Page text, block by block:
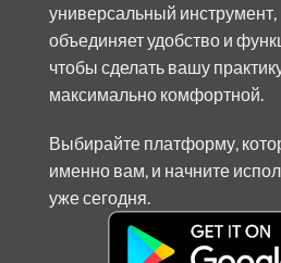
универсальный инструмент,
объединяет удобство и
чтобы сделать вашу
максимально комфортной.
Выбирайте платформу,
именно вам, и начните
уже сегодня.